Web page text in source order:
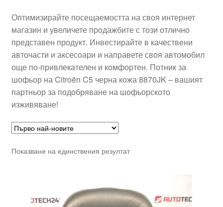
Транспорт
Оптимизирайте посещаемостта на своя интернет
магазин и увеличете продажбите с този отлично
представен продукт. Инвестирайте в качествени
авточасти и аксесоари и направете своя автомобил
още по-привлекателен и комфортен. Потник за
шофьор на Citroën C5 черна кожа 8870JK – вашият
партньор за подобряване на шофьорското
изживяване!
Показване на единствения резултат